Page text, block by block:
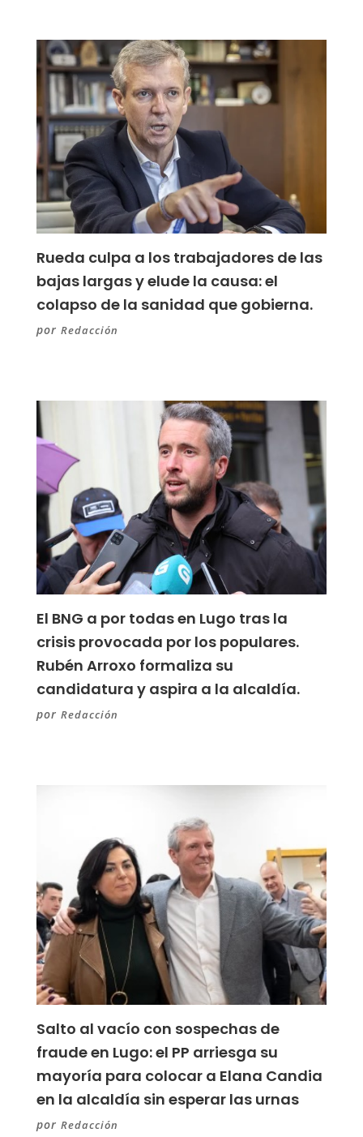
Rueda culpa a los trabajadores de las
bajas largas y elude la causa: el
colapso de la sanidad que gobierna.
por Redacción
El BNG a por todas en Lugo tras la
crisis provocada por los populares.
Rubén Arroxo formaliza su
candidatura y aspira a la alcaldía.
por Redacción
Salto al vacío con sospechas de
fraude en Lugo: el PP arriesga su
mayoría para colocar a Elana Candia
en la alcaldía sin esperar las urnas
por Redacción